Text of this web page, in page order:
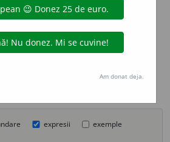
definiții sunt compilate de
dexonline. Definițiile
se află pe filadefiniții.
filele pe pagina de
expresii
exemple
Am donat deja.